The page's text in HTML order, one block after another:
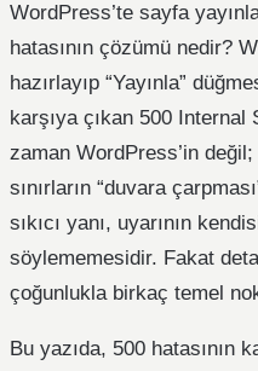
WordPress’te sayfa
hatasının çözümü nedir?
hazırlayıp “Yayınla”
karşıya çıkan 500
zaman WordPress’in
sınırların “duvara
sıkıcı yanı, uyarının
söylememesidir. Fakat
çoğunlukla birkaç temel
Bu yazıda, 500 hatasının